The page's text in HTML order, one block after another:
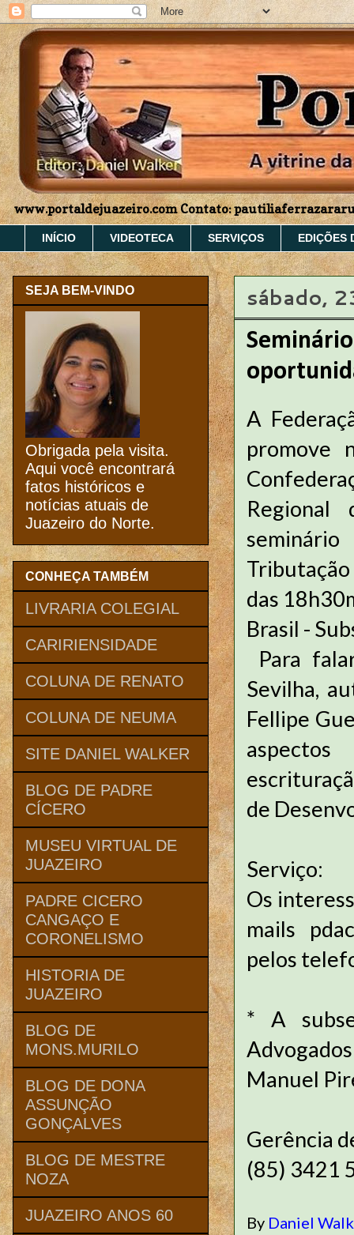
www.portaldejuazeiro.com Contato:
INÍCIO VIDEOTECA SERVIÇOS EDIÇÕES
sábado,
A
promove
Regional
das
Brasil -
Para
Sevilha,
Fellipe
de
Serviço:
Os
mails
pelos
* A
Manuel
Gerência
(85) 3421
By Daniel
SEJA BEM-VINDO
Obrigada pela visita.
Aqui você encontrará
fatos históricos e
notícias atuais de
Juazeiro do Norte.
CONHEÇA TAMBÉM
LIVRARIA COLEGIAL
CARIRIENSIDADE
COLUNA DE RENATO
COLUNA DE NEUMA
SITE DANIEL WALKER
BLOG DE PADRE
CÍCERO
MUSEU VIRTUAL DE
JUAZEIRO
PADRE CICERO
CANGAÇO E
CORONELISMO
HISTORIA DE
JUAZEIRO
BLOG DE
MONS.MURILO
BLOG DE DONA
ASSUNÇÃO
GONÇALVES
BLOG DE MESTRE
NOZA
JUAZEIRO ANOS 60